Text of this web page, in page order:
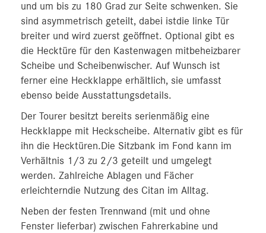
und um bis zu 180 Grad zur Seite schwenken. Sie
sind asymmetrisch geteilt, dabei istdie linke Tür
breiter und wird zuerst geöffnet. Optional gibt es
die Hecktüre für den Kastenwagen mitbeheizbarer
Scheibe und Scheibenwischer. Auf Wunsch ist
ferner eine Heckklappe erhältlich, sie umfasst
ebenso beide Ausstattungsdetails.
Der Tourer besitzt bereits serienmäßig eine
Heckklappe mit Heckscheibe. Alternativ gibt es für
ihn die Hecktüren.Die Sitzbank im Fond kann im
Verhältnis 1/3 zu 2/3 geteilt und umgelegt
werden. Zahlreiche Ablagen und Fächer
erleichterndie Nutzung des Citan im Alltag.
Neben der festen Trennwand (mit und ohne
Fenster lieferbar) zwischen Fahrerkabine und